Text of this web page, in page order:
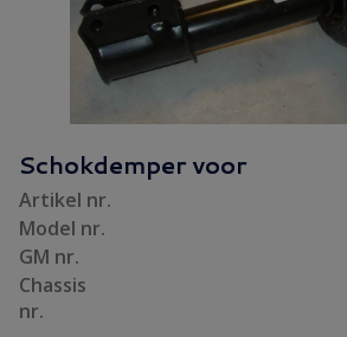
Schokdemper voor
Artikel nr.
Model nr.
GM nr.
Chassis
nr.